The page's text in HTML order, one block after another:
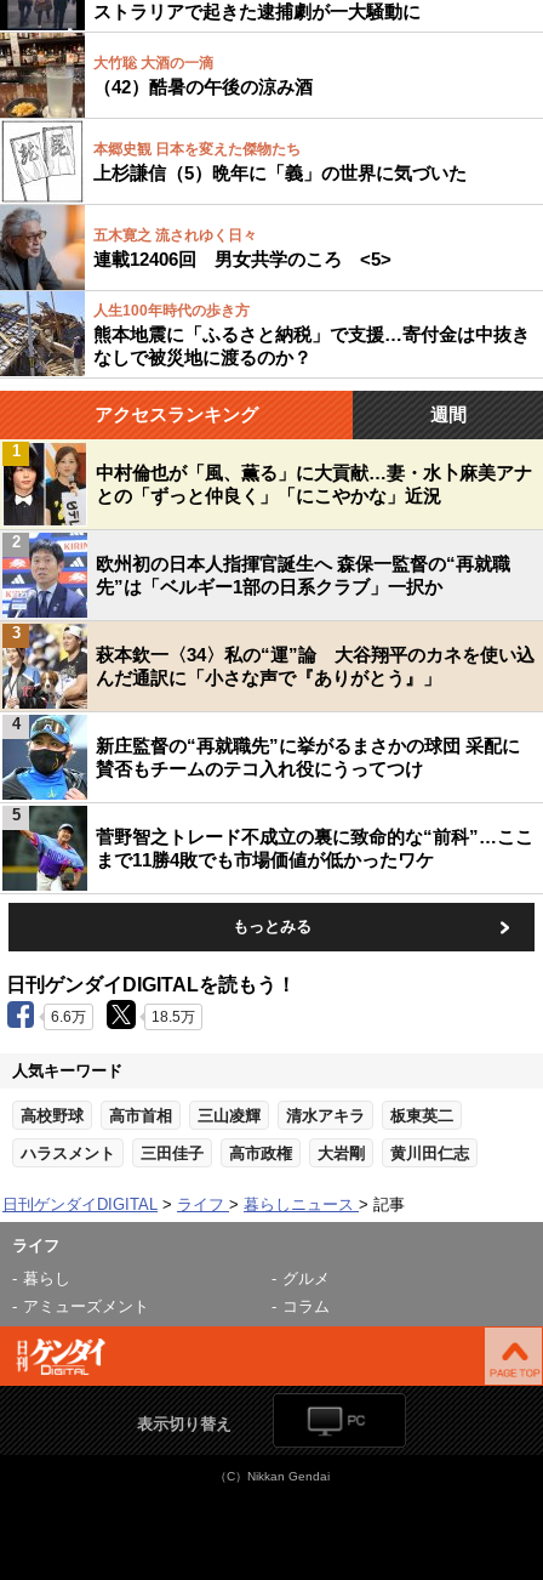
ストラリアで起きた逮捕劇が一大騒動に
大竹聡 大酒の一滴
（42）酷暑の午後の涼み酒
本郷史観 日本を変えた傑物たち
上杉謙信（5）晩年に「義」の世界に気づいた
五木寛之 流されゆく日々
連載12406回 男女共学のころ <5>
人生100年時代の歩き方
熊本地震に「ふるさと納税」で支援…寄付金は中抜き
なしで被災地に渡るのか？
アクセスランキング 週間
中村倫也が「風、薫る」に大貢献…妻・水卜麻美アナ
との「ずっと仲良く」「にこやかな」近況
1
欧州初の日本人指揮官誕生へ 森保一監督の“再就職
先”は「ベルギー1部の日系クラブ」一択か
2
萩本欽一〈34〉私の“運”論 大谷翔平のカネを使い込
んだ通訳に「小さな声で『ありがとう』」
3
新庄監督の“再就職先”に挙がるまさかの球団 采配に
賛否もチームのテコ入れ役にうってつけ
4
菅野智之トレード不成立の裏に致命的な“前科”…ここ
まで11勝4敗でも市場価値が低かったワケ
5
もっとみる
日刊ゲンダイDIGITALを読もう！
6.6万 18.5万
人気キーワード
高校野球 高市首相 三山凌輝 清水アキラ 板東英二
ハラスメント 三田佳子 高市政権 大岩剛 黄川田仁志
日刊ゲンダイDIGITAL ライフ 暮らしニュース 記事
ライフ
暮らし
グルメ
アミューズメント
コラム
表示切り替え
（C）Nikkan Gendai